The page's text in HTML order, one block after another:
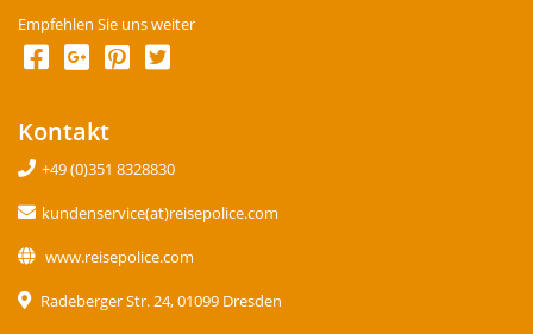
Empfehlen Sie uns weiter
Kontakt
+49 (0)351 8328830
kundenservice(at)reisepolice.com
www.reisepolice.com
Radeberger Str. 24, 01099 Dresden